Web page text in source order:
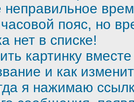
пояс, но
нет в списке!
картинку
и как
я нажимаю